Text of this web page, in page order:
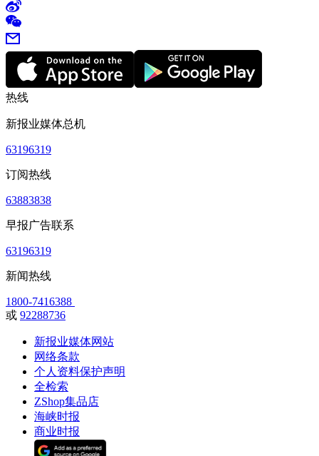
热线
新报业媒体总机
63196319
订阅热线
63883838
早报广告联系
63196319
新闻热线
1800-7416388
或 92288736
新报业媒体网站
网络条款
个人资料保护声明
全检索
ZShop集品店
海峡时报
商业时报